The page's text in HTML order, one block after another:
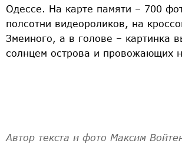
Одессе. На карте памяти – 700
полсотни видеороликов, на
Змеиного, а в голове – картинка
солнцем острова и провожающих
Автор текста и фото Максим